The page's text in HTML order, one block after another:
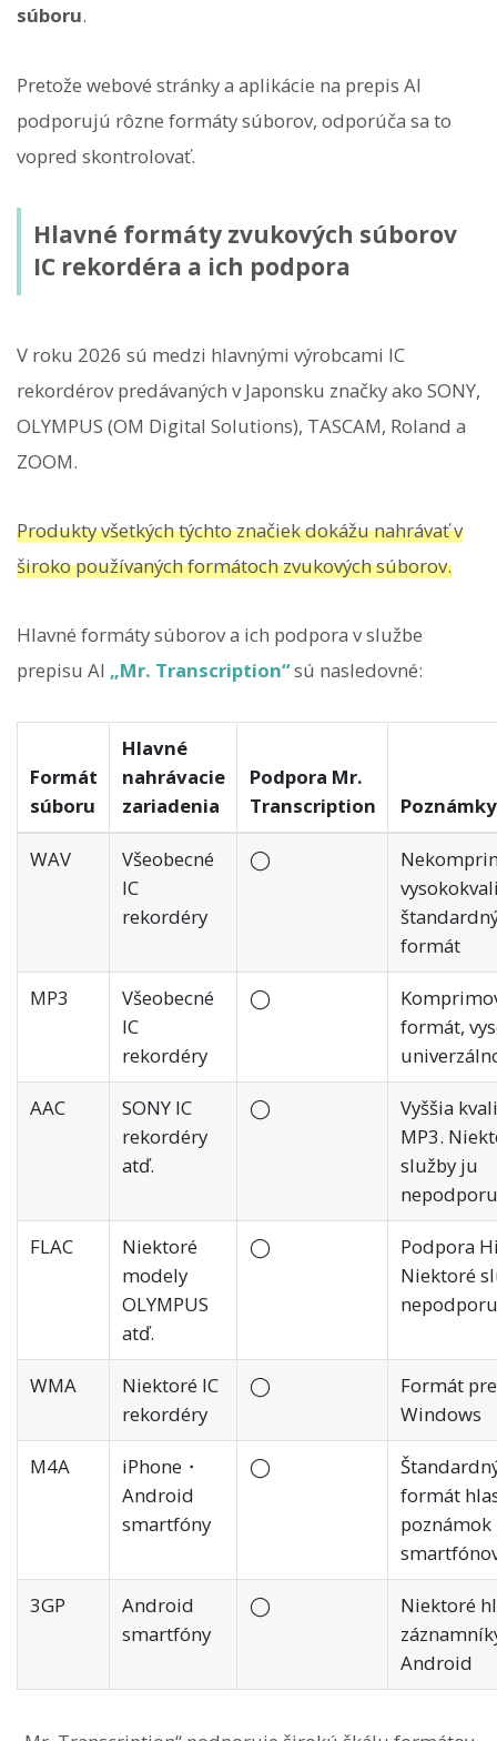
súboru.
Pretože webové stránky a aplikácie na prepis AI
podporujú rôzne formáty súborov, odporúča sa to
vopred skontrolovať.
Hlavné formáty zvukových súborov
IC rekordéra a ich podpora
V roku 2026 sú medzi hlavnými výrobcami IC
rekordérov predávaných v Japonsku značky ako SONY,
OLYMPUS (OM Digital Solutions), TASCAM, Roland a
ZOOM.
Produkty všetkých týchto značiek dokážu nahrávať v
široko používaných formátoch zvukových súborov.
Hlavné formáty súborov a ich podpora v službe
prepisu AI „Mr. Transcription“sú nasledovné:
Formát
súboru
Hlavné
nahrávacie
zariadenia
Podpora Mr.
Transcription
Poznámky
WAV
Všeobecné
IC
rekordéry
◯
formát
MP3
Všeobecné
IC
rekordéry
◯
formát,
AAC
SONY IC
rekordéry
atď.
◯
Vyššia
MP3.
služby ju
FLAC
Niektoré
modely
OLYMPUS
atď.
◯
Podpora
Niektoré
WMA
Niektoré IC
rekordéry
◯
Formát pre
Windows
M4A
iPhone・
Android
smartfóny
◯
formát
poznámok
3GP
Android
smartfóny
◯
Niektoré
Android